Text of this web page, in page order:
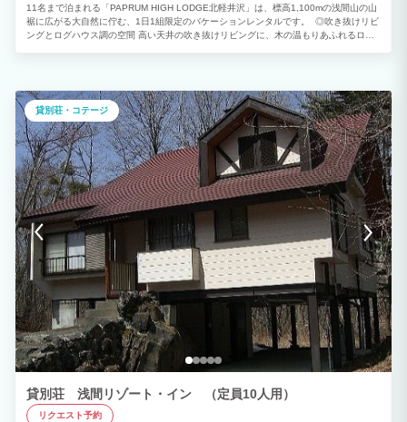
11名まで泊まれる「PAPRUM HIGH LODGE北軽井沢」は、標高1,100mの浅間山の山
裾に広がる大自然に佇む、1日1組限定のバケーションレンタルです。 ◎吹き抜けリビ
ングとログハウス調の空間 高い天井の吹き抜けリビングに、木の温もりあふれるログ
森の中とは思えない特別なシアター空間を楽しめます。 ◎快適なキッチン＆薪ストー
ブ キッチンは3口IHコンロ＆広々調理スペースで、大人数での食事作りもスムーズ。
冬季はハンターストーブ「ASPECT8」の薪ストーブで暖かく過ごせます。
『PAPRUM HIGH LODGE北軽井沢北軽井沢のポイント』 ▼ 愛犬に優しい充実設備
お庭がございますので、お散歩していただけます。※柵で囲われていないため、必ずリ
ードをご使用ください。 ベッドやソファも愛犬と一緒。 ▼ 森林浴を楽しみながらの
バーベキュー 無料BBQセット付き！(※炭・食材はご持参ください) 小型Bluetoothオー
ディオで音楽を楽しめる。 広々屋根付きウッドデッキで雨の日も安心！ ▼テントサウ
ナで”ととのう”体験 税込5,500円/組(薪＆アロマオイル込) 最大6名利用可能な国産テン
トサウナ。 北軽井沢の天然水を使った水風呂でクールダウン。 インフィニティチェア
完備。好きなだけロウリュし放題！ 【基本情報】 ✓1日1組限定のバケーションレン
タル(最大11名まで可) ✓雄大な「浅間山」山裾に広がる標高1,100mの避暑地 ✓Wi-Fi
完備で大自然ワーケーションができる ✓東京駅から車で約2時間50分 ✓1F、2Fに寝室
があるので複数ファミリーでの利用にも
貸別荘・コテージ
貸別荘 浅間リゾート・イン （定員10人用）
リクエスト予約